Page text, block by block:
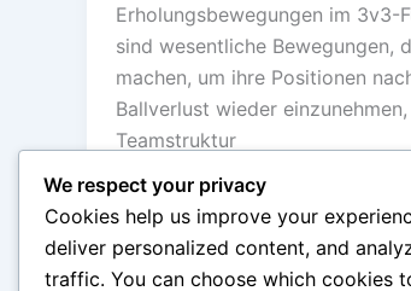
Erholungsbewegungen im 3v3-
sind wesentliche Bewegungen,
machen, um ihre Positionen
Ballverlust wieder
Teamstruktur
←Previous
We respect your privacy
Cookies help us improve your
deliver personalized content, and
traffic. You can choose which cookies